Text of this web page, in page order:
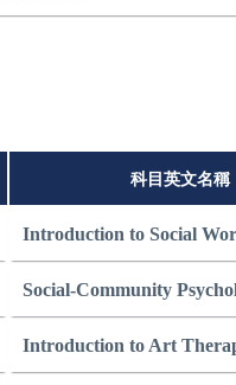
科目英文名稱
Introduction to Social
Social-Community
Introduction to Art